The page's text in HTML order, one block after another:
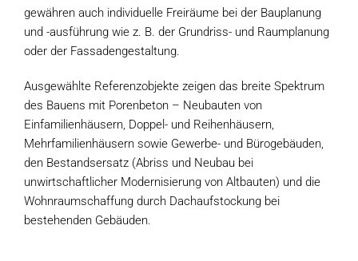
gewähren auch individuelle Freiräume bei der Bauplanung
und -ausführung wie z. B. der Grundriss- und Raumplanung
oder der Fassadengestaltung.
Ausgewählte Referenzobjekte zeigen das breite Spektrum
des Bauens mit Porenbeton – Neubauten von
Einfamilienhäusern, Doppel- und Reihenhäusern,
Mehrfamilienhäusern sowie Gewerbe- und Bürogebäuden,
den Bestandsersatz (Abriss und Neubau bei
unwirtschaftlicher Modernisierung von Altbauten) und die
Wohnraumschaffung durch Dachaufstockung bei
bestehenden Gebäuden.